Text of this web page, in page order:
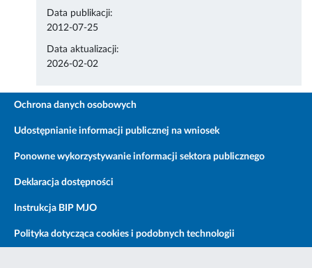
Data publikacji:
2012-07-25
Data aktualizacji:
2026-02-02
Ochrona danych osobowych
Udostępnianie informacji publicznej na wniosek
Ponowne wykorzystywanie informacji sektora publicznego
Deklaracja dostępności
Instrukcja BIP MJO
Polityka dotycząca cookies i podobnych technologii